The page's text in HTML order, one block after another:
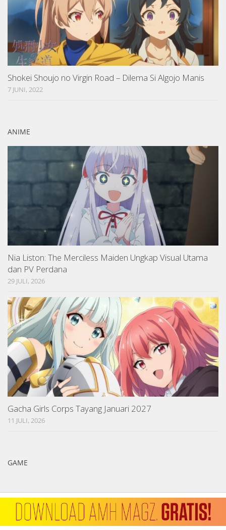
Shokei Shoujo no Virgin Road – Dilema Si Algojo Manis
7 JUNI, 2022
ANIME
Nia Liston: The Merciless Maiden Ungkap Visual Utama
dan PV Perdana
29 JULI, 2026
Gacha Girls Corps Tayang Januari 2027
11 JULI, 2026
GAME